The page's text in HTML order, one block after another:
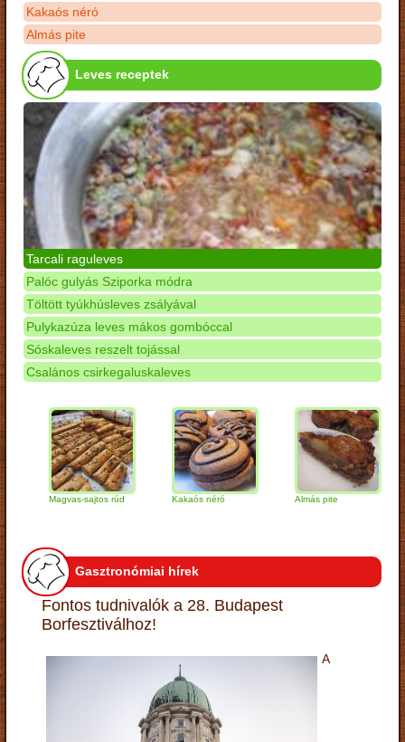
Kakaós néró
Almás pite
Leves receptek
Tarcali raguleves
Palóc gulyás Sziporka módra
Töltött tyúkhúsleves zsályával
Pulykazúza leves mákos gombóccal
Sóskaleves reszelt tojással
Csalános csirkegaluskaleves
Magvas-sajtos rúd Kakaós néró Almás pite
Gasztronómiai hírek
Fontos tudnivalók a 28. Budapest
Borfesztiválhoz!
A